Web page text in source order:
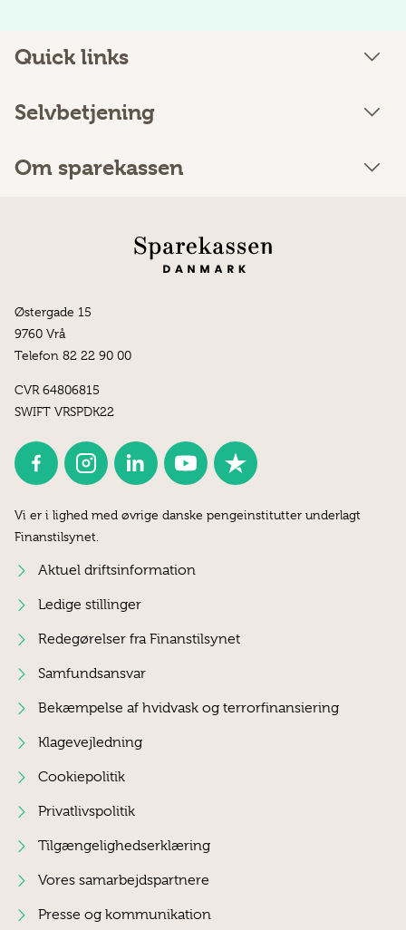
Quick links
Selvbetjening
Om sparekassen
Østergade 15
9760 Vrå
Telefon 82 22 90 00
CVR 64806815
SWIFT VRSPDK22
Vi er i lighed med øvrige danske pengeinstitutter underlagt
Finanstilsynet.
Aktuel driftsinformation
Ledige stillinger
Redegørelser fra Finanstilsynet
Samfundsansvar
Bekæmpelse af hvidvask og terrorfinansiering
Klagevejledning
Cookiepolitik
Privatlivspolitik
Tilgængelighedserklæring
Vores samarbejdspartnere
Presse og kommunikation